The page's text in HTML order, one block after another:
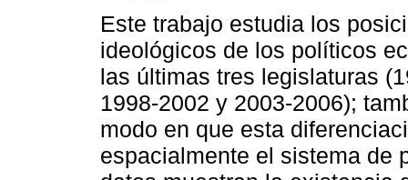
Este trabajo estudia los
ideológicos de los políticos
las últimas tres legislaturas
1998-2002 y 2003-2006);
modo en que esta
espacialmente el sistema de